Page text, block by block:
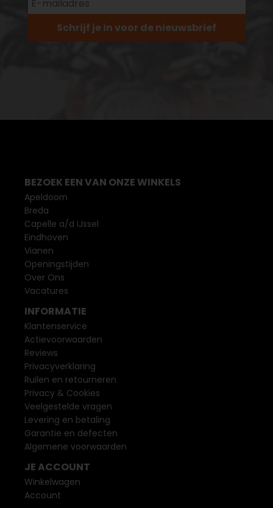
Schrijf je in voor de nieuwsbrief
BEZOEK EEN VAN ONZE WINKELS
Apeldoorn
Breda
Capelle a/d IJssel
Eindhoven
Vianen
Openingstijden
Over Ons
Vacatures
INFORMATIE
Klantenservice
Actievoorwaarden
Reviews
Privacyverklaring
Ruilen en retourneren
Privacy & Cookies
Veelgestelde vragen
Levering en betaling
Garantie en defecten
Algemene voorwaarden
JE ACCOUNT
Winkelwagen
Account